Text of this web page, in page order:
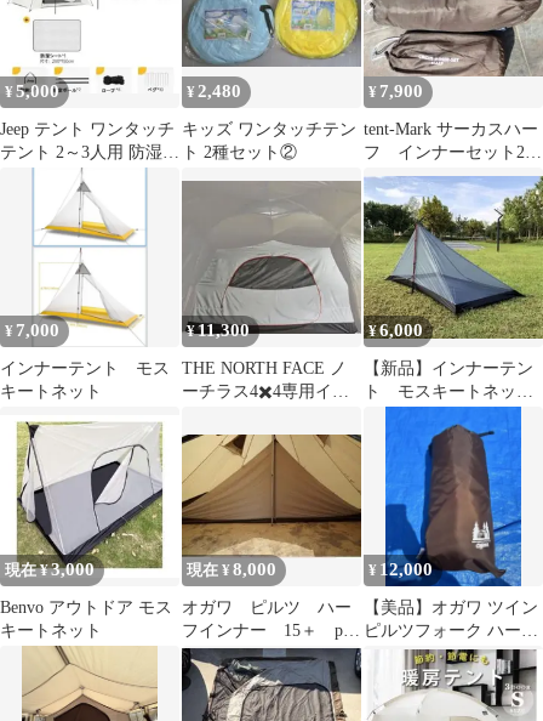
¥5,000
Jeep テント ワンタッチ
テント 2～3人用 防湿シ
ート付き JP11F
¥ 2,480
キッズ ワンタッチテン
ト 2種セット②
¥ 7,900
tent-Mark サーカスハー
フ インナーセット2
点 インナー＋グラン
ドシート
¥ 7,000
インナーテント モス
キートネット
¥11,300
THE NORTH FACE ノ
ーチラス4✖️4専用イン
¥6,000
【新品】インナーテン
ト モスキートネッ
現在 ¥3,000
Benvo アウトドア モス
キートネット
現在 ¥8,000
オガワ ピルツ ハー
フインナー 15＋ pvc
マルチシートセット
¥ 12,000
【美品】オガワ ツイン
ピルツフォーク ハーフ
インナー